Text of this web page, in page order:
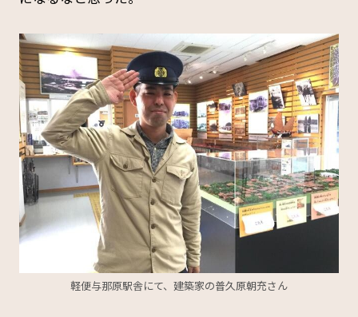
軽便与那原駅舎にて、建築家の普久原朝充さん